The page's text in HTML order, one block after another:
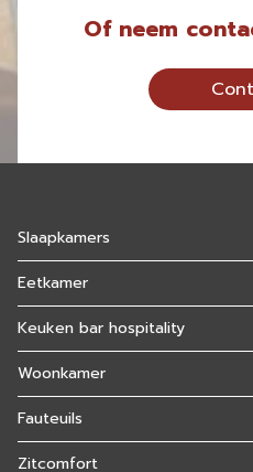
Of neem
Slaapkamers
Eetkamer
Keuken bar hospitality
Woonkamer
Fauteuils
Zitcomfort